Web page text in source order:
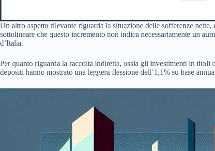
Un altro aspetto rilevante riguarda la situazione delle sofferenze
sottolineare che questo incremento non indica necessariamente un
d’Italia.
Per quanto riguarda la raccolta indiretta, ossia gli investimenti in
depositi hanno mostrato una leggera flessione dell’1,1% su base